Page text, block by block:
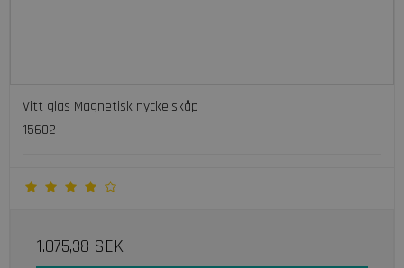
Vitt glas Magnetisk nyckelskåp
15602
1.075,38 SEK